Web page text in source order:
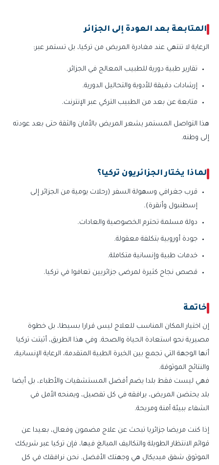
المتابعة بعد العودة إلى الجزائر
الرعاية لا تنتهي عند مغادرة المريض من تركيا، بل تستمر عبر:
تقارير طبية دورية للطبيب المعالج في الجزائر.
إرشادات دقيقة للأدوية والتحاليل الدورية.
متابعة عن بعد من الطبيب التركي عبر الإنترنت.
هذا التواصل المستمر يشعر المريض بالأمان والثقة حتى بعد عودته
إلى وطنه.
لماذا يختار الجزائريون تركيا؟
قرب جغرافي وسهولة السفر (رحلات يومية من الجزائر إلى
إسطنبول وأنقرة).
دولة مسلمة تحترم الخصوصية والعادات.
جودة أوروبية بتكلفة معقولة.
خدمات طبية وإنسانية متكاملة.
قصص نجاح كثيرة لمرضى جزائريين تعافوا في تركيا.
خاتمة
إن اختيار المكان المناسب للعلاج ليس قرارا بسيطا، بل خطوة
مصيرية نحو استعادة الحياة والصحة. وفي هذا الطريق، أثبتت تركيا
أنها الوجهة التي تجمع بين الخبرة الطبية المتقدمة، الرعاية الإنسانية،
والنتائج الموثوقة.
فهي ليست فقط بلدا يضم أفضل المستشفيات والأطباء، بل أيضا
بلد يحتضن المريض، يرافقه في كل تفصيل، ويمنحه الأمل في
الشفاء ببيئة آمنة ومريحة.
إذا كنت مريضا جزائريا تبحث عن علاج مضمون وفعال، بعيدا عن
قوائم الانتظار الطويلة والتكاليف المبالغ فيها، فإن تركيا عبر شريكك
الموثوق شفق ميديكال هي وجهتك الأفضل. نحن نرافقك في كل